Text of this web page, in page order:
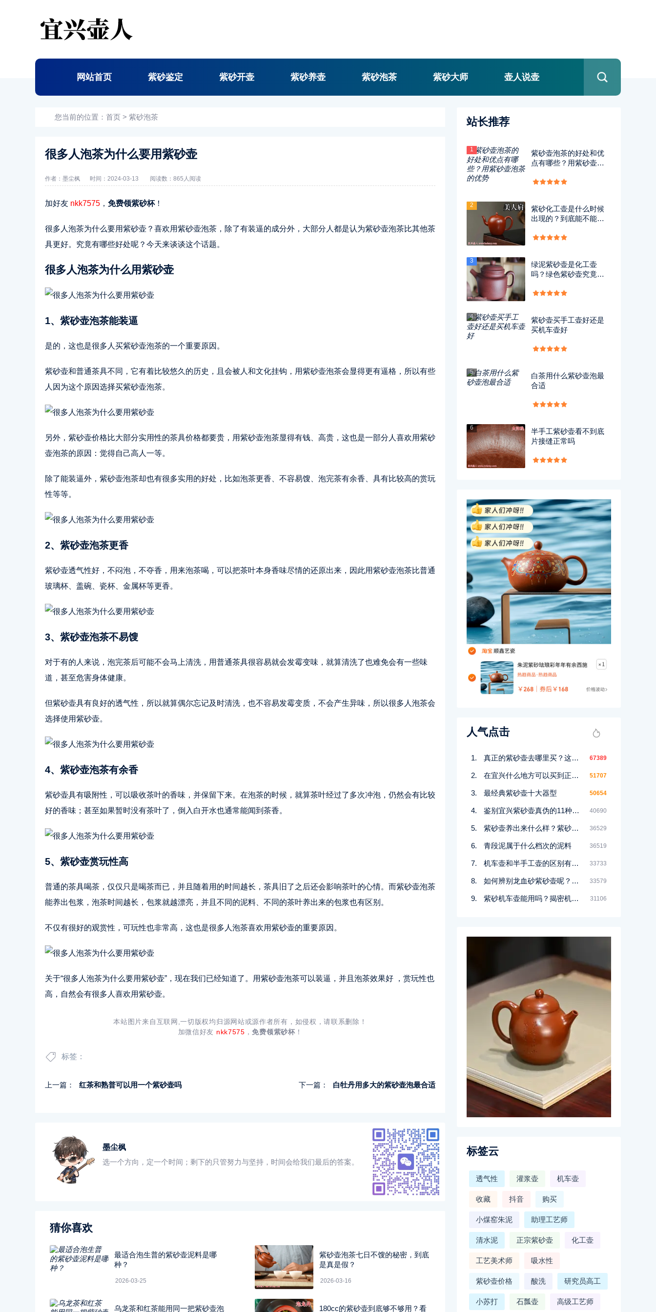
网站首页 紫砂鉴定 紫砂开壶 紫砂养壶 紫砂泡茶 紫砂大师 壶人说壶
您当前的位置： 首页 > 紫砂泡茶
很多人泡茶为什么要用紫砂壶
作者：墨尘枫 时间：2024-03-13 阅读数： 865人阅读
加好友 nkk7575 ， 免费领紫砂杯！
很多人泡茶为什么要用紫砂壶？喜欢用紫砂壶泡茶，除了有装逼的成分外，大部分人都是认为紫砂壶泡茶比其他茶
具更好。究竟有哪些好处呢？今天来谈谈这个话题。
很多人泡茶为什么用紫砂壶
1、紫砂壶泡茶能装逼
是的，这也是很多人买紫砂壶泡茶的一个重要原因。
紫砂壶和普通茶具不同，它有着比较悠久的历史，且会被人和文化挂钩，用紫砂壶泡茶会显得更有逼格，所以有些
人因为这个原因选择买紫砂壶泡茶。
另外，紫砂壶价格比大部分实用性的茶具价格都要贵，用紫砂壶泡茶显得有钱、高贵，这也是一部分人喜欢用紫砂
壶泡茶的原因：觉得自己高人一等。
除了能装逼外，紫砂壶泡茶却也有很多实用的好处，比如泡茶更香、不容易馊、泡完茶有余香、具有比较高的赏玩
性等等。
2、紫砂壶泡茶更香
紫砂壶透气性好，不闷泡，不夺香，用来泡茶喝，可以把茶叶本身香味尽情的还原出来，因此用紫砂壶泡茶比普通
玻璃杯、盖碗、瓷杯、金属杯等更香。
3、紫砂壶泡茶不易馊
对于有的人来说，泡完茶后可能不会马上清洗，用普通茶具很容易就会发霉变味，就算清洗了也难免会有一些味
道，甚至危害身体健康。
但紫砂壶具有良好的透气性，所以就算偶尔忘记及时清洗，也不容易发霉变质，不会产生异味，所以很多人泡茶会
选择使用紫砂壶。
4、紫砂壶泡茶有余香
紫砂壶具有吸附性，可以吸收茶叶的香味，并保留下来。在泡茶的时候，就算茶叶经过了多次冲泡，仍然会有比较
好的香味；甚至如果暂时没有茶叶了，倒入白开水也通常能闻到茶香。
5、紫砂壶赏玩性高
普通的茶具喝茶，仅仅只是喝茶而已，并且随着用的时间越长，茶具旧了之后还会影响茶叶的心情。而紫砂壶泡茶
能养出包浆，泡茶时间越长，包浆就越漂亮，并且不同的泥料、不同的茶叶养出来的包浆也有区别。
不仅有很好的观赏性，可玩性也非常高，这也是很多人泡茶喜欢用紫砂壶的重要原因。
关于“很多人泡茶为什么要用紫砂壶”，现在我们已经知道了。用紫砂壶泡茶可以装逼，并且泡茶效果好 ，赏玩性也
高，自然会有很多人喜欢用紫砂壶。
本站图片来自互联网,一切版权均归源网站或源作者所有，如侵权，请联系删除！
加微信好友 nkk7575 ，免费领紫砂杯！
标签：
上一篇： 红茶和熟普可以用一个紫砂壶吗 下一篇： 白牡丹用多大的紫砂壶泡最合适
墨尘枫
选一个方向，定一个时间；剩下的只管努力与坚持，时间会给我们最后的答案。
猜你喜欢
最适合泡生普的紫砂壶泥料是哪
种？
2026-03-25
紫砂壶泡茶七日不馊的秘密，到底
是真是假？
2026-03-16
乌龙茶和红茶能用同一把紫砂壶泡 180cc的紫砂壶到底够不够用？看
站长推荐
1
紫砂壶泡茶的好处和优
点有哪些？用紫砂壶泡
2
紫砂化工壶是什么时候
出现的？到底能不能
3
绿泥紫砂壶是化工壶
吗？绿色紫砂壶究竟有
4
紫砂壶买手工壶好还是
买机车壶好
5
白茶用什么紫砂壶泡最
合适
6
半手工紫砂壶看不到底
片接缝正常吗
人气点击
真正的紫砂壶去哪里买？这几个地方都能买到！ 67389
在宜兴什么地方可以买到正宗紫砂壶 51707
最经典紫砂壶十大器型 50654
鉴别宜兴紫砂壶真伪的11种好方法 40690
紫砂壶养出来什么样？紫砂壶包浆前后对比图鉴赏 36529
青段泥属于什么档次的泥料 36519
机车壶和半手工壶的区别有哪些 33733
如何辨别龙血砂紫砂壶呢？记住一点 33579
紫砂机车壶能用吗？揭密机车壶的真实面目 31106
标签云
透气性 灌浆壶 机车壶
收藏 抖音 购买
小煤窑朱泥 助理工艺师
清水泥 正宗紫砂壶 化工壶
工艺美术师 吸水性
紫砂壶价格 酸洗 研究员高工
小苏打 石瓢壶 高级工艺师